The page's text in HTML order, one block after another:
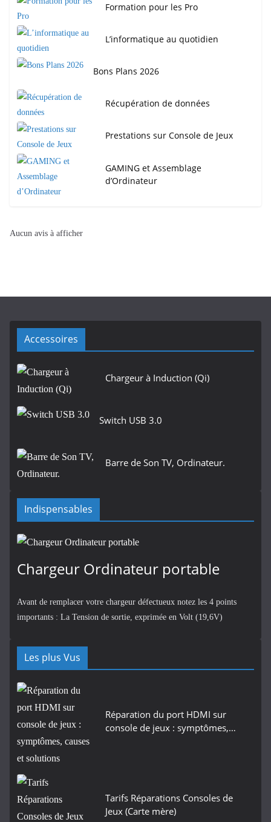
Formation pour les Pro
L’informatique au quotidien
Bons Plans 2026
Récupération de données
Prestations sur Console de Jeux
GAMING et Assemblage
d’Ordinateur
Aucun avis à afficher
Accessoires
Chargeur à Induction (Qi)
Switch USB 3.0
Barre de Son TV, Ordinateur.
Indispensables
Chargeur Ordinateur portable
Avant de remplacer votre chargeur défectueux notez les 4 points
importants : La Tension de sortie, exprimée en Volt (19,6V)
Les plus Vus
Réparation du port HDMI sur
console de jeux : symptômes,…
Tarifs Réparations Consoles de
Jeux (Carte mère)